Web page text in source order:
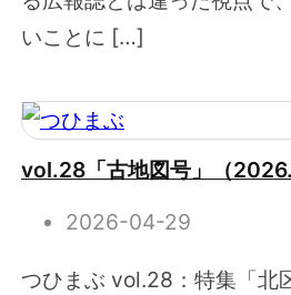
いことに […]
vol.28「古地図号」（
2026-04-29
つひまぶ vol.28：特集「北